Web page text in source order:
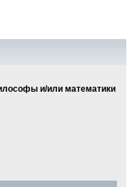
и/или математики